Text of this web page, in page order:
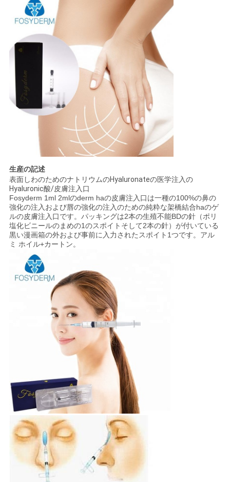
生産の記述
表面しわのためのナトリウムのHyaluronateの医学注入の
Hyaluronic酸/皮膚注入口
Fosyderm 1ml 2mlのderm haの皮膚注入口は一種の100%の鼻の
強化の注入および唇の強化の注入のための純粋な架橋結合haのゲ
ルの皮膚注入口です。パッキングは2本の生殖不能BDの針（ポリ
塩化ビニールのまめの1のスポイトそして2本の針）が付いている
黒い漫画箱の外および事前に入力されたスポイト1つです。アル
ミ ホイル+カートン。